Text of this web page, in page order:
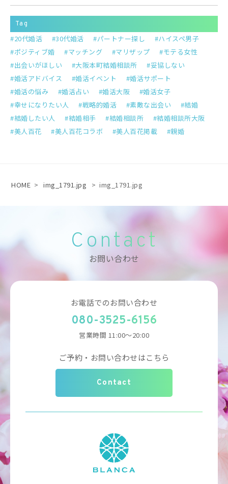
Tag
20代婚活 30代婚活 パートナー探し
ハイスペ男子
ポジティブ婚
マッチング マリザップ
モテる女性
出会いがほしい
大阪本町結婚相談所
妥協しない
婚活アドバイス
婚活イベント
婚活サポート
婚活の悩み
婚活占い 婚活大阪
婚活女子
幸せになりたい人
戦略的婚活 素敵な出会い
結婚
結婚したい人
結婚相手 結婚相談所
結婚相談所大阪
美人百花
美人百花コラボ 美人百花掲載 親婚
HOME > img_1791.jpg > img_1791.jpg
Contact
お問い合わせ
お電話でのお問い合わせ
080-3525-6156
営業時間 11:00～20:00
ご予約・お問い合わせはこちら
Contact